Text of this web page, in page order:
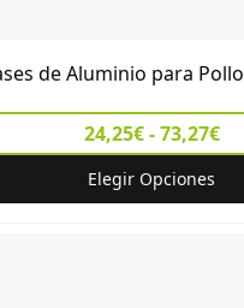
de Aluminio para Pollo
24,25€ - 73,27€
Elegir Opciones